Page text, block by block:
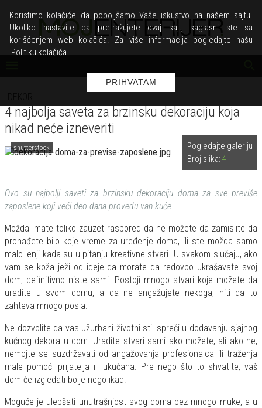
4 najbolja saveta za brzinsku dekoraciju koja
nikad neće izneveriti
shutterstock
Pogledajte galeriju
Broj slika: 4
Ovo su najbolji saveti za brzinsku dekoraciju doma za sve previše
zaposlene koji veći deo dana provedu van kuće...
Možda imate toliko zauzet raspored da ne možete da zamislite da
pronađete bilo koje vreme za uređenje doma, ili ste možda samo
malo lenji kada su u pitanju kreativne stvari. U svakom slučaju, ako
vam se koža ježi od ideje da morate da redovbo ukrašavate svoj
dom, definitivno niste sami. Postoji mnogo stvari koje možete da
uradite u svom domu, a da ne angažujete nekoga, niti da to
zahteva mnogo posla.
Ne dozvolite da vas užurbani životni stil spreči u dodavanju sjajnog
kućnog dekora u dom. Uradite stvari sami ako možete, ali ako ne,
nemojte se suzdržavati od angažovanja profesionalca ili traženja
male pomoći prijatelja ili ukućana. Pre nego što to shvatite, vaš
dom će izgledati bolje nego ikad!
Moguće je ulepšati unutrašnjost svog doma bez mnogo muke, a u
Koristimo kolačiće da poboljšamo Vaše iskustvo na našem sajtu.
Ukoliko nastavite da pretražujete ovaj sajt, saglasni ste sa
korišćenjem web kolačića. Za više informacija pogledajte našu
Politiku kolačića .
PRIHVATAM